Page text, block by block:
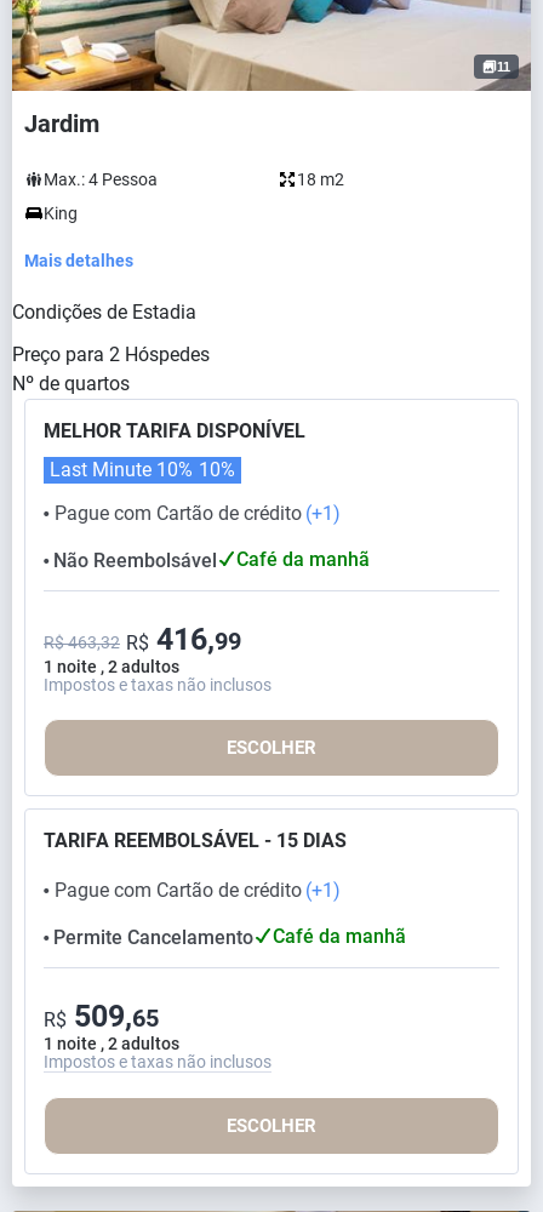
11
Jardim
Max.:4 Pessoa
18 m2
King
Mais detalhes
Condições de Estadia
Preço para 2 Hóspedes
Nº de quartos
MELHOR TARIFA DISPONÍVEL
⬤ Pague com Cartão de crédito (+1)
Last Minute 10% 10%
⬤ Não Reembolsável Café da manhã
1 noite , 2 adultos
R$ 463,32 R$ 416,99
Impostos e taxas não inclusos
ESCOLHER
TARIFA REEMBOLSÁVEL - 15 DIAS
⬤ Pague com Cartão de crédito (+1)
⬤ Permite Cancelamento Café da manhã
1 noite , 2 adultos
R$ 509,65
Impostos e taxas não inclusos
ESCOLHER